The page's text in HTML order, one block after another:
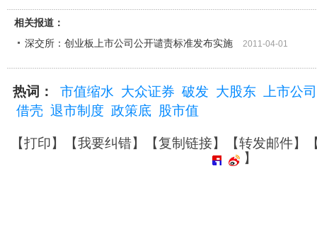
相关报道：
深交所：创业板上市公司公开谴责标准发布实施
2011-04-01
热词： 市值缩水 大众证券 破发 大股东
上市公司
借壳 退市制度 政策底 股市值
【打印】【我要纠错】【复制链接】【转发邮件】
】